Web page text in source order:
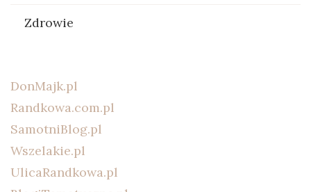
Zdrowie
DonMajk.pl
Randkowa.com.pl
SamotniBlog.pl
Wszelakie.pl
UlicaRandkowa.pl